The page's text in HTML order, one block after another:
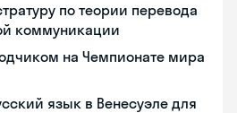
по теории перевода
коммуникации
на Чемпионате мира
язык в Венесуэле для